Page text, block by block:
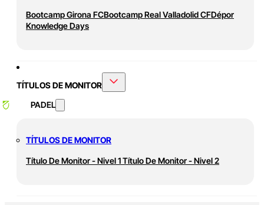
Bootcamp Girona FCBootcamp Real Valladolid CFDépor
Knowledge Days
TÍTULOS DE MONITOR
PADEL
TÍTULOS DE MONITOR
Título De Monitor - Nivel 1Título De Monitor - Nivel 2